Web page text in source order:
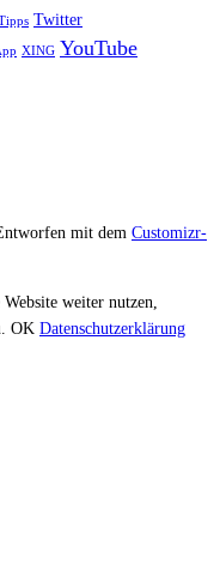
Twitter
XING YouTube
mit dem Customizr-
weiter nutzen,
OK Datenschutzerklärung